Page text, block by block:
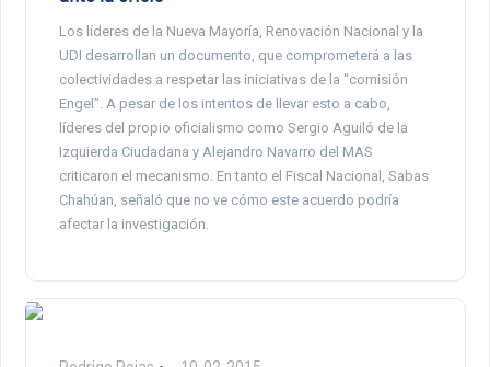
Los líderes de la Nueva Mayoría, Renovación Nacional y la
UDI desarrollan un documento, que comprometerá a las
colectividades a respetar las iniciativas de la “comisión
Engel”. A pesar de los intentos de llevar esto a cabo,
líderes del propio oficialismo como Sergio Aguiló de la
Izquierda Ciudadana y Alejandro Navarro del MAS
criticaron el mecanismo. En tanto el Fiscal Nacional, Sabas
Chahúan, señaló que no ve cómo este acuerdo podría
afectar la investigación.